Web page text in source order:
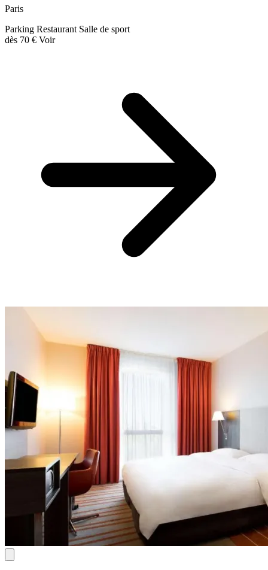
Paris
Parking Restaurant Salle de sport
dès 70 € Voir